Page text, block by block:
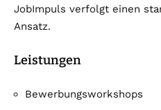
JobImpuls verfolgt einen
Ansatz.
Leistungen
Bewerbungsworkshops